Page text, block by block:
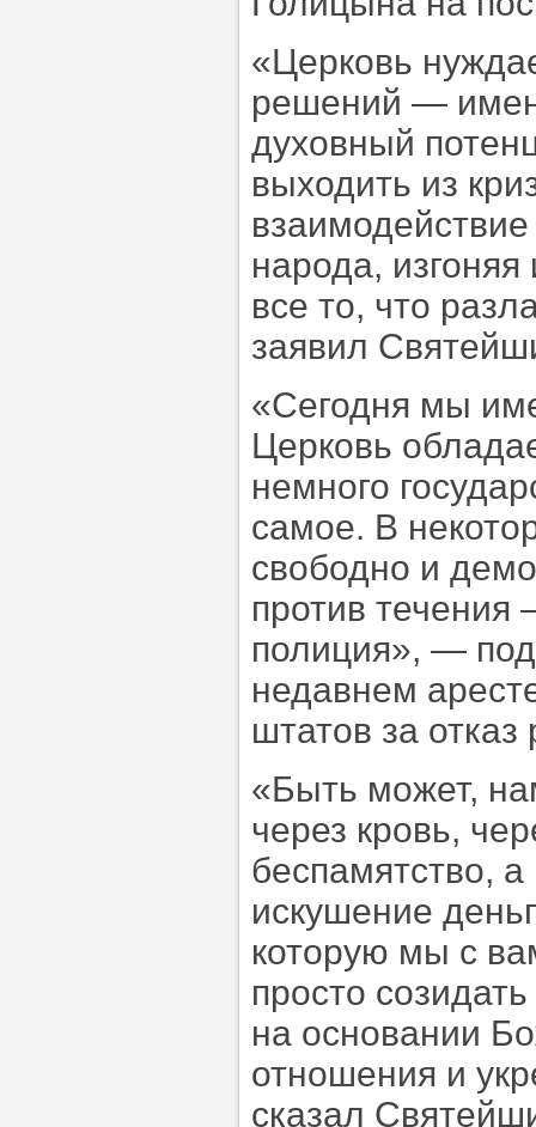
«Церковь
решений —
духовный
выходить из
народа,
все то, что
заявил
«Сегодня мы
Церковь
немного
самое. В
свободно и
против течения
полиция», —
недавнем
штатов за
«Быть может,
через кровь,
беспамятство,
искушение
которую мы с
просто
на основании
отношения и
сказал